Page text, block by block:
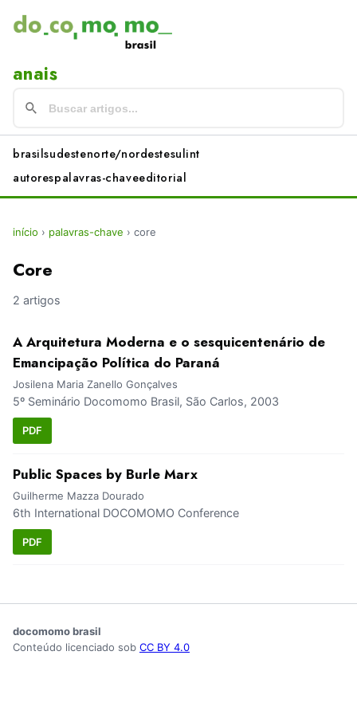
anais
brasilsudestenorte/nordestesulint
autorespalavras-chaveeditorial
início › palavras-chave › core
Core
2 artigos
A Arquitetura Moderna e o sesquicentenário de
Emancipação Política do Paraná
Josilena Maria Zanello Gonçalves
5º Seminário Docomomo Brasil, São Carlos, 2003
PDF
Public Spaces by Burle Marx
Guilherme Mazza Dourado
6th International DOCOMOMO Conference
PDF
docomomo brasil
Conteúdo licenciado sob CC BY 4.0